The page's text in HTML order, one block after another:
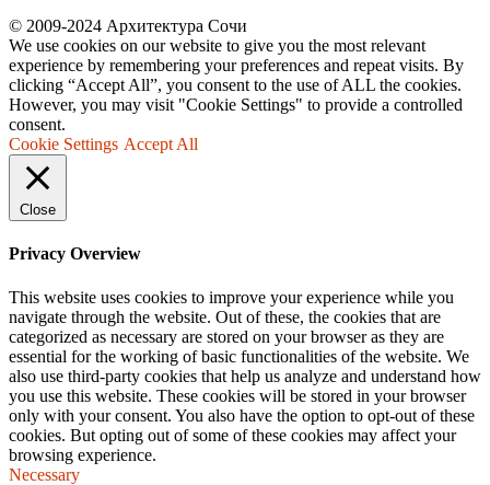
© 2009-2024 Архитектура Сочи
We use cookies on our website to give you the most relevant
experience by remembering your preferences and repeat visits. By
clicking “Accept All”, you consent to the use of ALL the cookies.
However, you may visit "Cookie Settings" to provide a controlled
consent.
Cookie Settings Accept All
Close
Privacy Overview
This website uses cookies to improve your experience while you
navigate through the website. Out of these, the cookies that are
categorized as necessary are stored on your browser as they are
essential for the working of basic functionalities of the website. We
also use third-party cookies that help us analyze and understand how
you use this website. These cookies will be stored in your browser
only with your consent. You also have the option to opt-out of these
cookies. But opting out of some of these cookies may affect your
browsing experience.
Necessary